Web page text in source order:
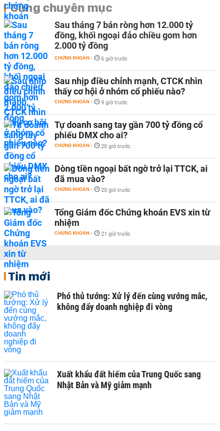
Cùng chuyên mục
Sau tháng 7 bán ròng hơn 12.000 tỷ
đồng, khối ngoại đảo chiều gom hơn
2.000 tỷ đồng
CHỨNG KHOÁN - 6 giờ trước
Sau nhịp điều chỉnh mạnh, CTCK nhìn
thấy cơ hội ở nhóm cổ phiếu nào?
CHỨNG KHOÁN - 9 giờ trước
Tự doanh sang tay gần 700 tỷ đồng cổ
phiếu DMX cho ai?
CHỨNG KHOÁN - 20 giờ trước
Dòng tiền ngoại bất ngờ trở lại TTCK, ai
đã mua vào?
CHỨNG KHOÁN - 20 giờ trước
Tổng Giám đốc Chứng khoán EVS xin từ
nhiệm
CHỨNG KHOÁN - 21 giờ trước
Tin mới
Phó thủ tướng: Xử lý đến cùng vướng mắc,
không đẩy doanh nghiệp đi vòng
Xuất khẩu đất hiếm của Trung Quốc sang
Nhật Bản và Mỹ giảm mạnh